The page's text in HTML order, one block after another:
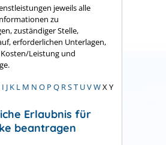
jeweils alle
zu
zuständiger Stelle,
erforderlichen Unterlagen,
Leistung und
I J K L M N O P Q RST UVWX Y
Erlaubnis für
beantragen